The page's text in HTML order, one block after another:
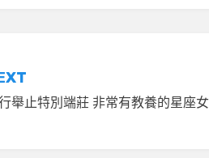
舉止特別端莊 非常有教養的星座女